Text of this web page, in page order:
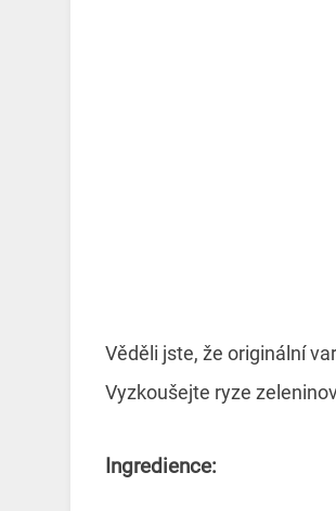
Věděli jste, že originální
Vyzkoušejte ryze
Ingredience: